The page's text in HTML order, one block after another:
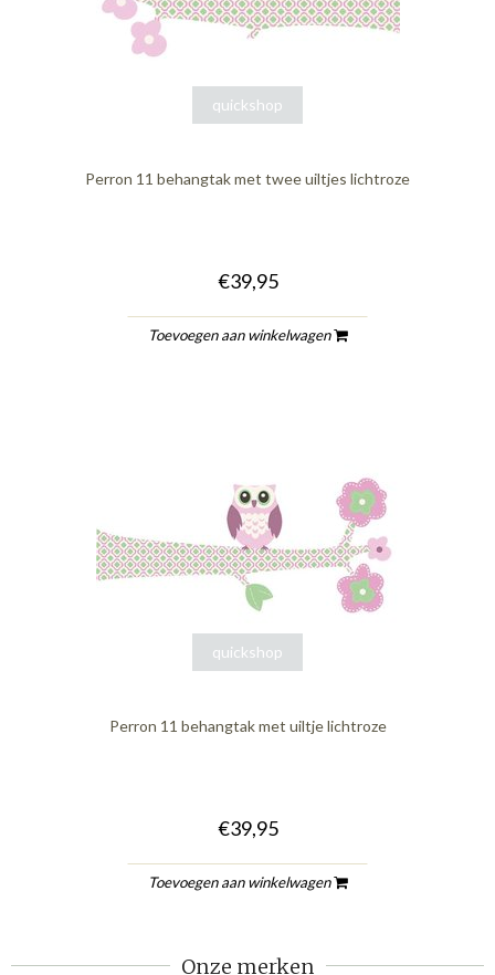
quickshop
Perron 11 behangtak met twee uiltjes lichtroze
€39,95
Toevoegen aan winkelwagen
quickshop
Perron 11 behangtak met uiltje lichtroze
€39,95
Toevoegen aan winkelwagen
Onze merken